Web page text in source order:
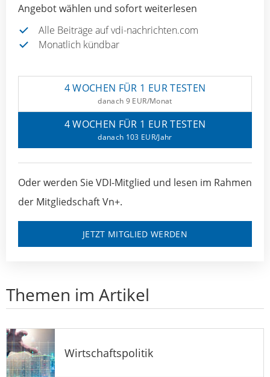
Angebot wählen und sofort weiterlesen
Alle Beiträge auf vdi-nachrichten.com
Monatlich kündbar
4 WOCHEN FÜR 1 EUR TESTEN
danach 9 EUR/Monat
4 WOCHEN FÜR 1 EUR TESTEN
danach 103 EUR/Jahr
Oder werden Sie VDI-Mitglied und lesen im Rahmen
der Mitgliedschaft Vn+.
JETZT MITGLIED WERDEN
Themen im Artikel
Wirtschaftspolitik